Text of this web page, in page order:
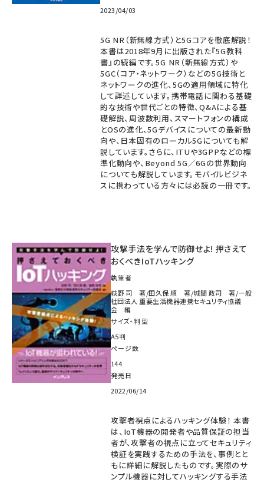
2023/04/03
5G NR（新無線方式）と5Gコアを徹底解説！
本書は2018年9月に出版された『5G教科
書』の続編です。5G NR（新無線方式）や
5GC（コア・ネットワーク）などの5G技術と
ネットワークの進化、5Gの適用領域に特化
して詳述しています。携帯電話に関わる基礎
的な技術や世代ごとの特徴、Q&Aによる基
礎解説、周波数利用、スマートフォンの構成
とOSの進化、5Gデバイスについての最新動
向や、日本固有のローカル5Gについても解
説しています。さらに、ITUや3GPPなどの標
準化動向や、Beyond 5G／6Gの世界動向
についても解説しています。モバイルビジネ
スに携わっている方々には必読の一冊です。
攻撃手法を学んで防御せよ! 押さえて
おくべきIoTハッキング
執筆者
荻野 司 著/田久保 順 著/城間 政司 著/一般
社団法人 重要生活機器連携セキュリティ協議
会 編
サイズ・判型
A5判
ページ数
144
発売日
2022/06/14
攻撃者視点によるハッキング体験！ 本書
は、IoT機器の開発者や品質保証の担当
者が、攻撃者の視点に立ってセキュリティ
検証を実践するための手法を、事例とと
もに詳細に解説したものです。実際のサ
ンプル機器に対してハッキングする手法